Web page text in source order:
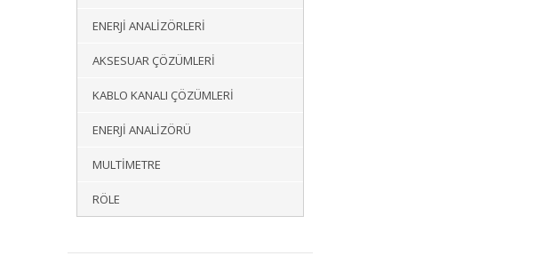
ENERJI ANALIZÖRLERI
AKSESUAR ÇÖZÜMLERI
KABLO KANALI ÇÖZÜMLERI
ENERJI ANALIZÖRÜ
MULTIMETRE
RÖLE